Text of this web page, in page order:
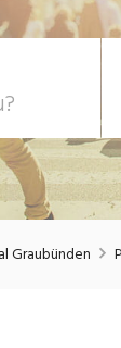
Temporär
Handwerk,
Graubünden